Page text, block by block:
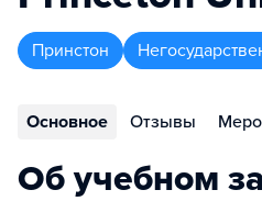
Принстон
Основное Отзывы
Об учебном